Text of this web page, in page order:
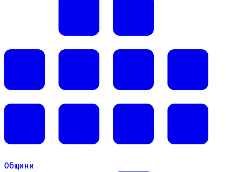
Общини